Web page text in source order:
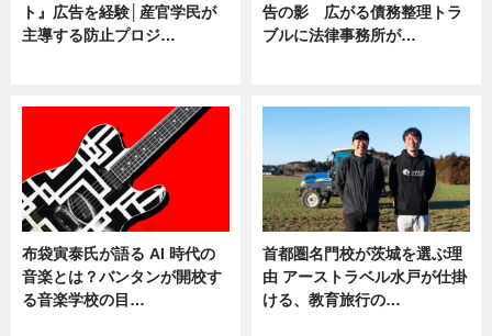
ト』広告を経験│産官学民が
主導する防止プロジ…
告の影 広がる債務整理トラ
ブルに法律事務所が…
布袋寅泰氏が語る AI 時代の
音楽とは？バンタンが開校す
る音楽学校の目…
首都圏名門校が茨城を選ぶ理
由 アーストラベル水戸が仕掛
ける、教育旅行の…